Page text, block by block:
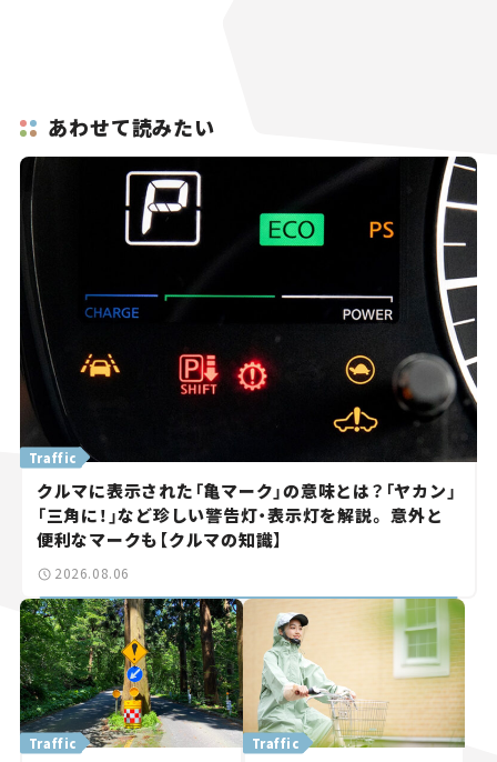
あわせて読みたい
Traffic
クルマに表示された「亀マーク」の意味とは？「ヤカン」
「三角に！」など珍しい警告灯・表示灯を解説。 意外と
便利なマークも【クルマの知識】
2026.08.06
Traffic Traffic